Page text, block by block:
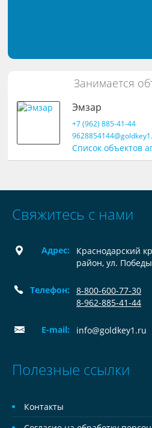
Занимается
Эмзар
+7 (962) 885-41-44
Список объектов
Свяжитесь с нами
Адрес:
Краснодарский
район, ул.
Телефон:
8-800-600-77-30
8-962-885-41-44
E-mail: info@goldkey1.ru
Полезные ссылки
Контакты